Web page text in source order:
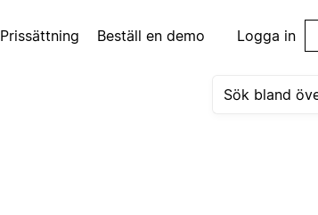
Prissättning Beställ en demo Logga in